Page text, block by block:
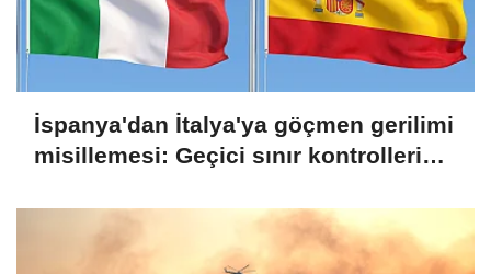
İspanya'dan İtalya'ya göçmen gerilimi
misillemesi: Geçici sınır kontrolleri